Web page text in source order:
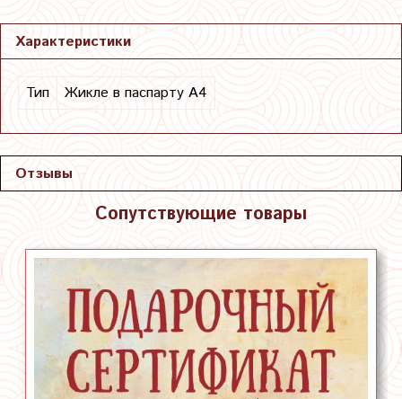
Характеристики
Тип Жикле в паспарту А4
Отзывы
Сопутствующие товары